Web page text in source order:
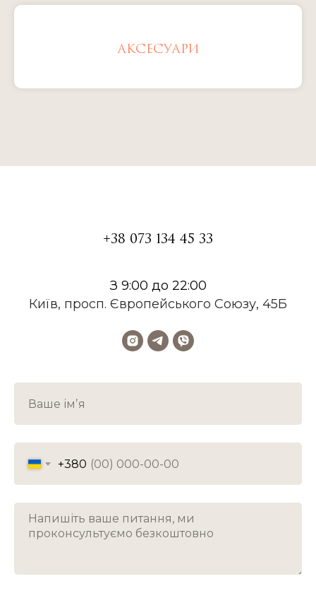
АКСЕСУАРИ
+38 073 134 45 33
З 9:00 до 22:00
Київ, просп. Європейського Союзу, 45Б
+380